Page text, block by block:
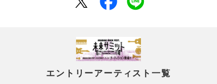
エントリーアーティスト一覧